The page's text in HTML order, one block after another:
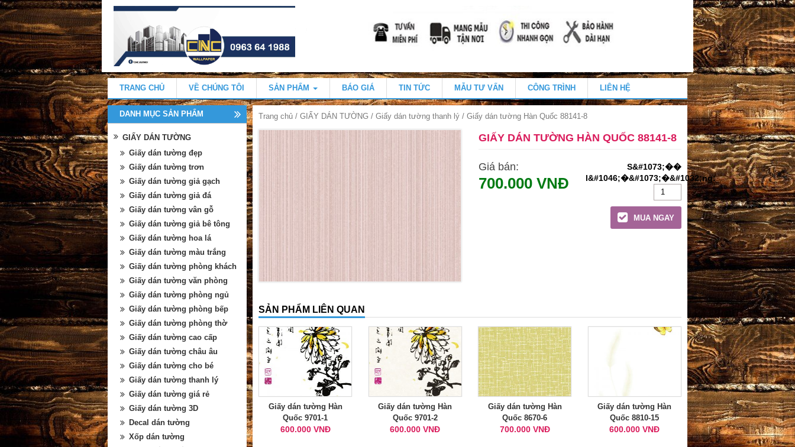
TRANG CHỦ VỀ CHÚNG TÔI SẢN PHẨM BÁO GIÁ TIN TỨC MẪU TƯ VẤN CÔNG TRÌNH LIÊN HỆ
Trang chủ / GIẤY DÁN TƯỜNG / Giấy dán tường thanh lý / Giấy dán tường Hàn Quốc 88141-8
GIẤY DÁN TƯỜNG HÀN QUỐC 88141-8
Giá bán:
700.000 VNĐ
MUA NGAY
SẢN PHẨM LIÊN QUAN
Giấy dán tường Hàn
Quốc 9701-1
600.000 VNĐ
Giấy dán tường Hàn
Quốc 9701-2
600.000 VNĐ
Giấy dán tường Hàn
Quốc 8670-6
700.000 VNĐ
Giấy dán tường Hàn
Quốc 8810-15
600.000 VNĐ
DANH MỤC SẢN PHẨM
GIẤY DÁN TƯỜNG
Giấy dán tường đẹp
Giấy dán tường trơn
Giấy dán tường giả gạch
Giấy dán tường giả đá
Giấy dán tường vân gỗ
Giấy dán tường giả bê tông
Giấy dán tường hoa lá
Giấy dán tường màu trắng
Giấy dán tường phòng khách
Giấy dán tường văn phòng
Giấy dán tường phòng ngủ
Giấy dán tường phòng bếp
Giấy dán tường phòng thờ
Giấy dán tường cao cấp
Giấy dán tường châu âu
Giấy dán tường cho bé
Giấy dán tường thanh lý
Giấy dán tường giá rẻ
Giấy dán tường 3D
Decal dán tường
Xốp dán tường